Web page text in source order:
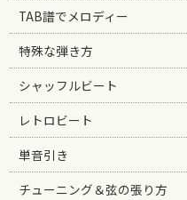
TAB譜でメロディー
特殊な弾き方
シャッフルビート
レトロビート
単音引き
チューニング＆弦の張り方